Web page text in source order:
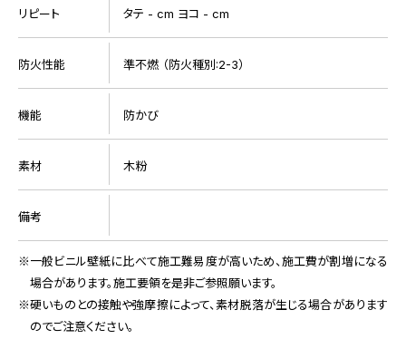
リピート タテ - cm ヨコ - cm
防火性能 準不燃 （防火種別:2-3）
機能 防かび
素材 木粉
備考
一般ビニル壁紙に比べて施工難易度が高いため、施工費が割増になる
場合があります。施工要領を是非ご参照願います。
硬いものとの接触や強摩擦によって、素材脱落が生じる場合があります
のでご注意ください。